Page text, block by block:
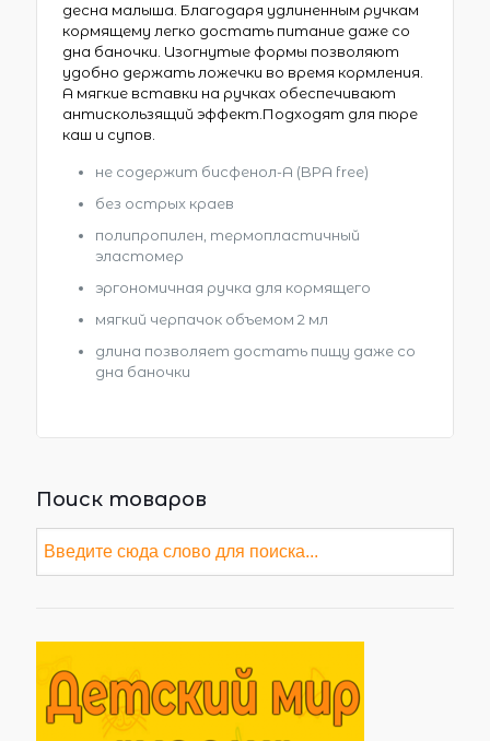
десна малыша. Благодаря удлиненным ручкам
кормящему легко достать питание даже со
дна баночки. Изогнутые формы позволяют
удобно держать ложечки во время кормления.
А мягкие вставки на ручках обеспечивают
антискользящий эффект.Подходят для пюре
каш и супов.
не содержит бисфенол-А (BPA free)
без острых краев
полипропилен, термопластичный
эластомер
эргономичная ручка для кормящего
мягкий черпачок объемом 2 мл
длина позволяет достать пищу даже со
дна баночки
Поиск товаров